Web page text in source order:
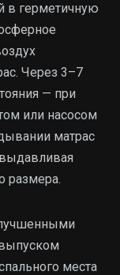
в герметичную
Через 3–7
— при
или насосом
матрас
размера.
места